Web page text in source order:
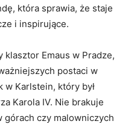
która sprawia, że staje
i ​inspirujące.
klasztor Emaus w Pradze,
postaci w
w Karlstein,‌ który był
Karola⁣ IV. Nie brakuje
czy malowniczych